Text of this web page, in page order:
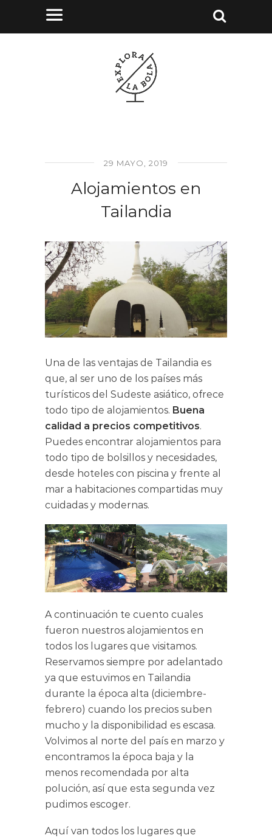
29 MAYO, 2019
Alojamientos en
Tailandia
Una de las ventajas de Tailandia es
que, al ser uno de los países más
turísticos del Sudeste asiático, ofrece
todo tipo de alojamientos. Buena
calidad a precios competitivos.
Puedes encontrar alojamientos para
todo tipo de bolsillos y necesidades,
desde hoteles con piscina y frente al
mar a habitaciones compartidas muy
cuidadas y modernas.
A continuación te cuento cuales
fueron nuestros alojamientos en
todos los lugares que visitamos.
Reservamos siempre por adelantado
ya que estuvimos en Tailandia
durante la época alta (diciembre-
febrero) cuando los precios suben
mucho y la disponibilidad es escasa.
Volvimos al norte del país en marzo y
encontramos la época baja y la
menos recomendada por alta
polución, así que esta segunda vez
pudimos escoger.
Aquí van todos los lugares que